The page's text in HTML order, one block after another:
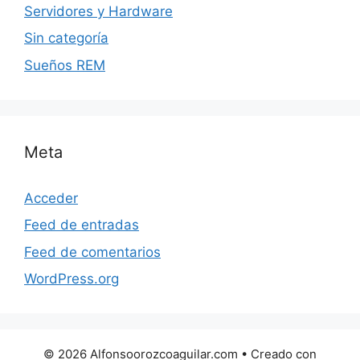
Servidores y Hardware
Sin categoría
Sueños REM
Meta
Acceder
Feed de entradas
Feed de comentarios
WordPress.org
© 2026 Alfonsoorozcoaguilar.com • Creado con